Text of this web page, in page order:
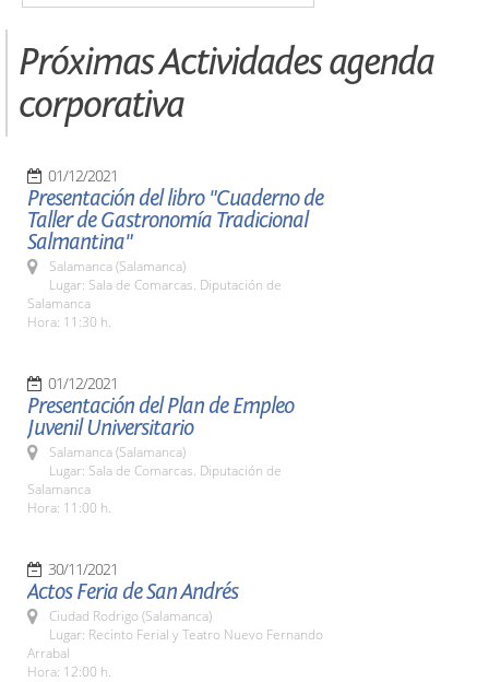
Próximas Actividades agenda
corporativa
01/12/2021
Presentación del libro "Cuaderno de
Taller de Gastronomía Tradicional
Salmantina"
Salamanca (Salamanca)
Lugar: Sala de Comarcas. Diputación de
Salamanca
Hora: 11:30 h.
01/12/2021
Presentación del Plan de Empleo
Juvenil Universitario
Salamanca (Salamanca)
Lugar: Sala de Comarcas. Diputación de
Salamanca
Hora: 11:00 h.
30/11/2021
Actos Feria de San Andrés
Ciudad Rodrigo (Salamanca)
Lugar: Recinto Ferial y Teatro Nuevo Fernando
Arrabal
Hora: 12:00 h.